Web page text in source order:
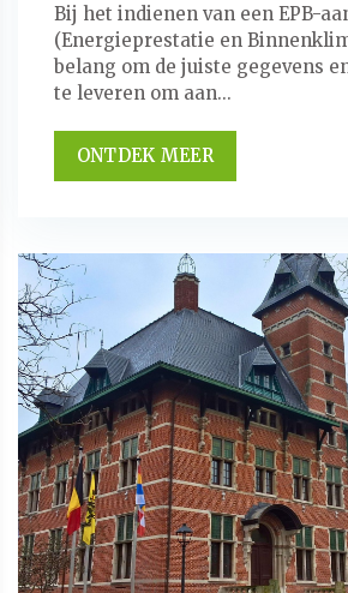
Bij het indienen van een EPB-
(Energieprestatie en
belang om de juiste gegevens
te leveren om aan...
ONTDEK MEER